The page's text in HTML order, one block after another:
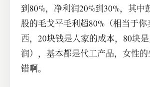
到80%，净利润20%到30%，其中
股的毛戈平毛利超80%（相当于你
西，20块钱是人家的成本，80块
润），基本都是代工产品，女性
错啊。